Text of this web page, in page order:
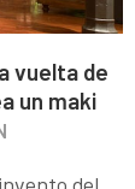
vuelta de
un maki